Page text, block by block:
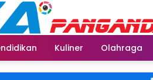
Kuliner Olahraga